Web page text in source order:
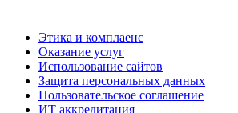
Этика и комплаенс
Оказание услуг
Использование сайтов
Защита персональных данных
Пользовательское соглашение
ИТ аккредитация